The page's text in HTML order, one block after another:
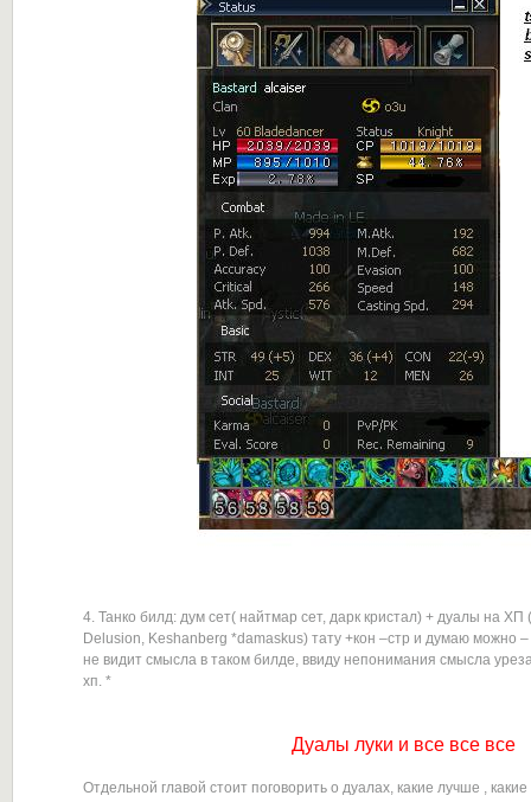
4. Танко билд: дум сет( найтмар сет, дарк кристал) + дуалы на
Delusion, Keshanberg *damaskus) тату +кон –стр и думаю можно
не видит смысла в таком билде, ввиду непонимания смысла
хп. *
Дуалы луки и все все все
Отдельной главой стоит поговорить о дуалах, какие лучше ,